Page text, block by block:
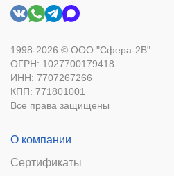
1998-2026 © ООО "Сфера-2В"
ОГРН: 1027700179418
ИНН: 7707267266
КПП: 771801001
Все права защищены
О компании
Сертификаты